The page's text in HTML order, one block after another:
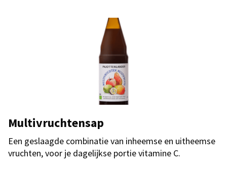
Multivruchtensap
Een geslaagde combinatie van inheemse en uitheemse
vruchten, voor je dagelijkse portie vitamine C.